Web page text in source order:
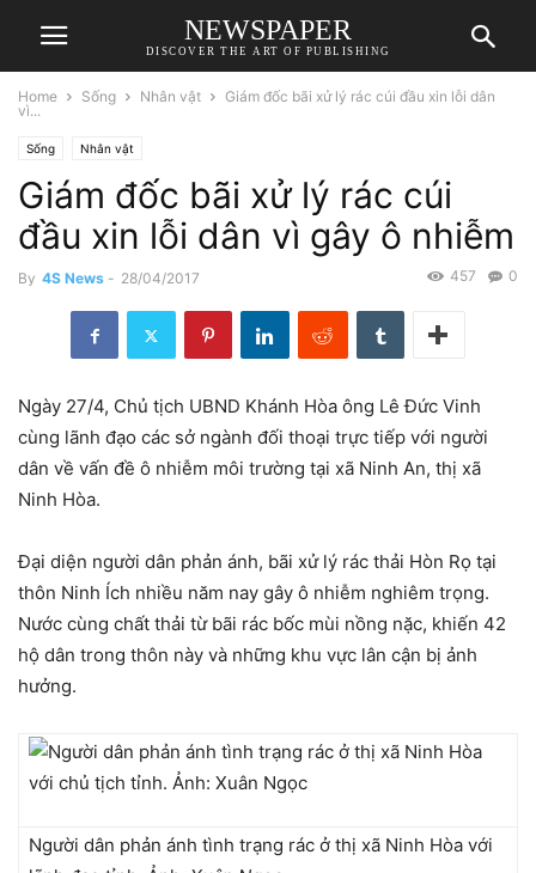
NEWSPAPER
DISCOVER THE ART OF PUBLISHING
Home Sống Nhân vật
Giám đốc bãi xử lý rác cúi đầu xin lỗi dân
vì...
Sống Nhân vật
Giám đốc bãi xử lý rác cúi
đầu xin lỗi dân vì gây ô nhiễm
By 4S News - 28/04/2017 0
457
Ngày 27/4, Chủ tịch UBND Khánh Hòa ông Lê Đức Vinh
cùng lãnh đạo các sở ngành đối thoại trực tiếp với người
dân về vấn đề ô nhiễm môi trường tại xã Ninh An, thị xã
Ninh Hòa.
Đại diện người dân phản ánh, bãi xử lý rác thải Hòn Rọ tại
thôn Ninh Ích nhiều năm nay gây ô nhiễm nghiêm trọng.
Nước cùng chất thải từ bãi rác bốc mùi nồng nặc, khiến 42
hộ dân trong thôn này và những khu vực lân cận bị ảnh
hưởng.
Người dân phản ánh tình trạng rác ở thị xã Ninh Hòa với